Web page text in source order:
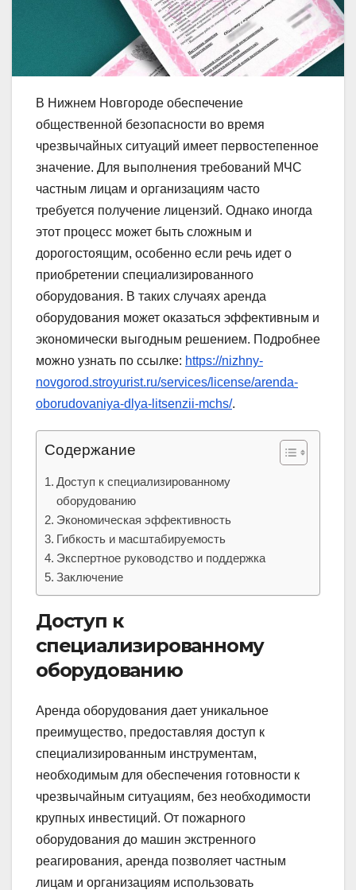
В Нижнем Новгороде обеспечение
общественной безопасности во время
чрезвычайных ситуаций имеет первостепенное
значение. Для выполнения требований МЧС
частным лицам и организациям часто
требуется получение лицензий. Однако иногда
этот процесс может быть сложным и
дорогостоящим, особенно если речь идет о
приобретении специализированного
оборудования. В таких случаях аренда
оборудования может оказаться эффективным и
экономически выгодным решением. Подробнее
можно узнать по ссылке: https://nizhny-
novgorod.stroyurist.ru/services/license/arenda-
oborudovaniya-dlya-litsenzii-mchs/.
Содержание
Доступ к специализированному
оборудованию
Экономическая эффективность
Гибкость и масштабируемость
Экспертное руководство и поддержка
Заключение
Доступ к
специализированному
оборудованию
Аренда оборудования дает уникальное
преимущество, предоставляя доступ к
специализированным инструментам,
необходимым для обеспечения готовности к
чрезвычайным ситуациям, без необходимости
крупных инвестиций. От пожарного
оборудования до машин экстренного
реагирования, аренда позволяет частным
лицам и организациям использовать